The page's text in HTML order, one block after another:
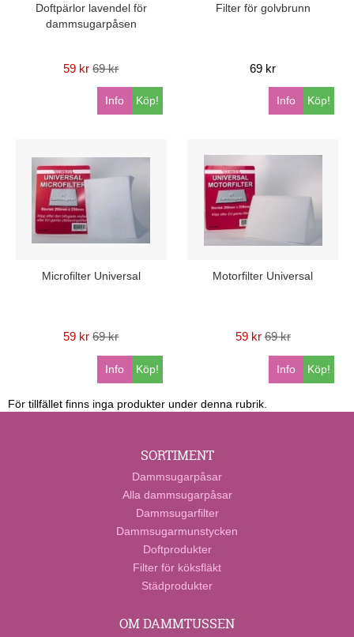
Doftpärlor lavendel för
dammsugarpåsen
59 kr 69 kr
Köp!
Info
Filter för golvbrunn
69 kr
Köp!
Info
Microfilter Universal
59 kr 69 kr
Köp!
Info
Motorfilter Universal
59 kr 69 kr
Köp!
Info
För tillfället finns inga produkter under denna rubrik.
SORTIMENT
Dammsugarpåsar
Alla dammsugarpåsar
Dammsugarfilter
Dammsugarmunstycken
Doftprodukter
Filter för köksfläkt
Städprodukter
OM DAMMTUSSEN